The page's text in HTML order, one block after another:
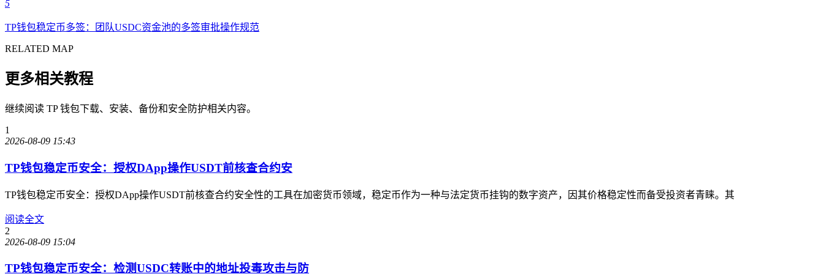
5
TP钱包稳定币多签：团队USDC资金池的多签审批操作规范
RELATED MAP
更多相关教程
继续阅读 TP 钱包下载、安装、备份和安全防护相关内容。
1
2026-08-09 15:43
TP钱包稳定币安全：授权DApp操作USDT前核查合约安
TP钱包稳定币安全：授权DApp操作USDT前核查合约安全性的工具在加密货币领域，稳定币作为一种与法定货币挂钩的数字资产，因其价格稳定性而备受投资者青睐。其
阅读全文
2
2026-08-09 15:04
TP钱包稳定币安全：检测USDC转账中的地址投毒攻击与防